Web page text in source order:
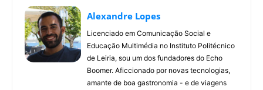
Alexandre Lopes
Licenciado em Comunicação Social e
Educação Multimédia no Instituto Politécnico
de Leiria, sou um dos fundadores do Echo
Boomer. Aficcionado por novas tecnologias,
amante de boa gastronomia - e de viagens